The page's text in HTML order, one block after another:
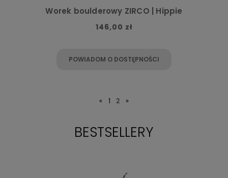
Worek boulderowy ZIRCO | Hippie
146,00 zł
POWIADOM O DOSTĘPNOŚCI
« 1 2 »
BESTSELLERY